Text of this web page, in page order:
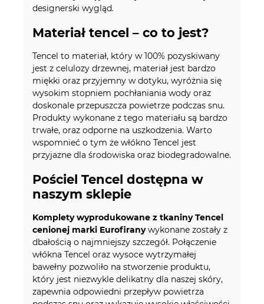
designerski wygląd.
Materiał tencel – co to jest?
Tencel to materiał, który w 100% pozyskiwany
jest z celulozy drzewnej, materiał jest bardzo
miękki oraz przyjemny w dotyku, wyróżnia się
wysokim stopniem pochłaniania wody oraz
doskonale przepuszcza powietrze podczas snu.
Produkty wykonane z tego materiału są bardzo
trwałe, oraz odporne na uszkodzenia. Warto
wspomnieć o tym że włókno Tencel jest
przyjazne dla środowiska oraz biodegradowalne.
Pościel Tencel dostępna w
naszym sklepie
Komplety wyprodukowane z tkaniny Tencel
cenionej marki Eurofiranywykonane zostały z
dbałością o najmniejszy szczegół. Połączenie
włókna Tencel oraz wysoce wytrzymałej
bawełny pozwoliło na stworzenie produktu,
który jest niezwykle delikatny dla naszej skóry,
zapewnia odpowiedni przepływ powietrza